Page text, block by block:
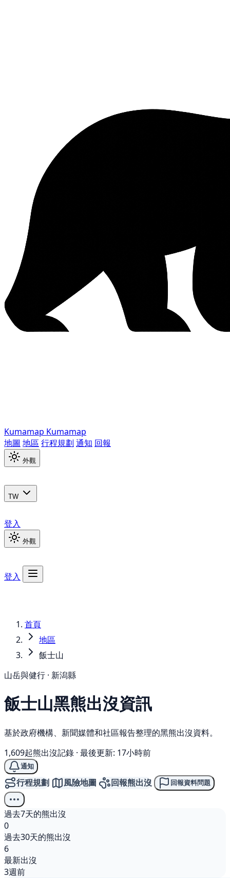
Kumamap Kumamap
地圖 地區 行程規劃 通知 回報
外觀
TW
登入
外觀
登入
首頁
地區
飯士山
山岳與健行 · 新潟縣
飯士山黑熊出沒資訊
基於政府機構、新聞媒體和社區報告整理的黑熊出沒資料。
1,609起熊出沒記錄 · 最後更新: 17小時前
通知
行程規劃 風險地圖 回報熊出沒 回報資料問題
過去7天的熊出沒
0
過去30天的熊出沒
6
最新出沒
3週前